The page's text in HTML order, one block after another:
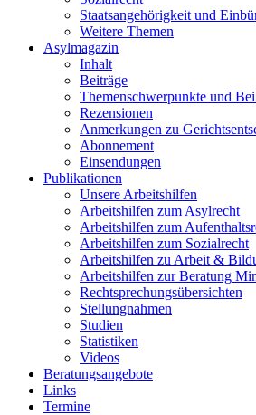
Staatsangehörigkeit und
Weitere Themen
Asylmagazin
Inhalt
Beiträge
Themenschwerpunkte und
Rezensionen
Anmerkungen zu
Abonnement
Einsendungen
Publikationen
Unsere Arbeitshilfen
Arbeitshilfen zum Asylrecht
Arbeitshilfen zum
Arbeitshilfen zum Sozialrecht
Arbeitshilfen zu Arbeit &
Arbeitshilfen zur Beratung
Rechtsprechungsübersichten
Stellungnahmen
Studien
Statistiken
Videos
Beratungsangebote
Links
Termine